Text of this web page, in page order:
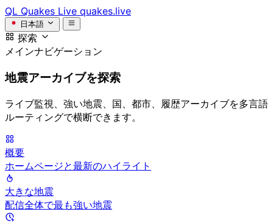
QL Quakes Live quakes.live
日本語
探索
メインナビゲーション
地震アーカイブを探索
ライブ監視、強い地震、国、都市、履歴アーカイブを多言語
ルーティングで横断できます。
概要
ホームページと最新のハイライト
大きな地震
配信全体で最も強い地震